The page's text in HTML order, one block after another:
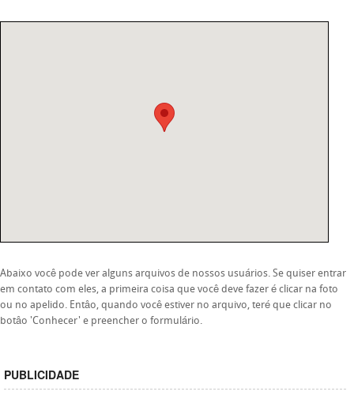
Abaixo você pode ver alguns arquivos de nossos usuários. Se quiser entrar
em contato com eles, a primeira coisa que você deve fazer é clicar na foto
ou no apelido. Entâo, quando você estiver no arquivo, teré que clicar no
botâo 'Conhecer' e preencher o formulário.
PUBLICIDADE